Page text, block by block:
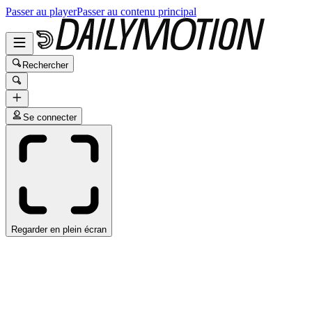
Passer au playerPasser au contenu principal
Rechercher
Se connecter
Regarder en plein écran